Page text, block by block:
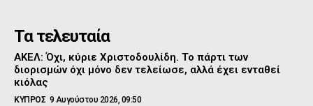
Τα τελευταία
ΑΚΕΛ: Όχι, κύριε Χριστοδουλίδη. Το πάρτι των
διορισμών όχι μόνο δεν τελείωσε, αλλά έχει ενταθεί
κιόλας
ΚΥΠΡΟΣ 9 Αυγούστου 2026, 09:50